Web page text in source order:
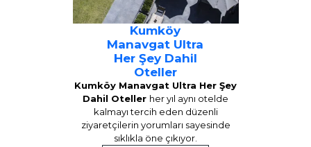
Kumköy
Manavgat Ultra
Her Şey Dahil
Oteller
Kumköy Manavgat Ultra Her Şey
Dahil Oteller her yıl aynı otelde
kalmayı tercih eden düzenli
ziyaretçilerin yorumları sayesinde
sıklıkla öne çıkıyor.